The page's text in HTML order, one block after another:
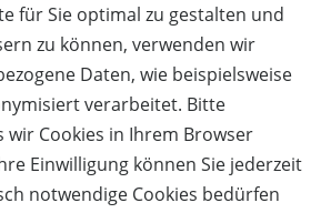
für Sie optimal zu gestalten und
zu können, verwenden wir
Daten, wie beispielsweise
verarbeitet. Bitte
wir Cookies in Ihrem Browser
Einwilligung können Sie jederzeit
notwendige Cookies bedürfen
großer Klarheit. International
tief im Terroir verankert.
spiegeln diese
Substanz verbindet sich
Ästhetik. Individuell gestaltete
Ruhe und achtsamer